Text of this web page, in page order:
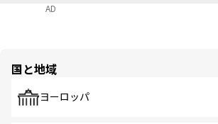
AD
国と地域
ヨーロッパ